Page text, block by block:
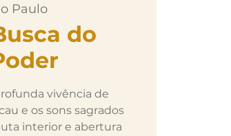
Paulo
do
vivência de
e os sons sagrados
interior e abertura